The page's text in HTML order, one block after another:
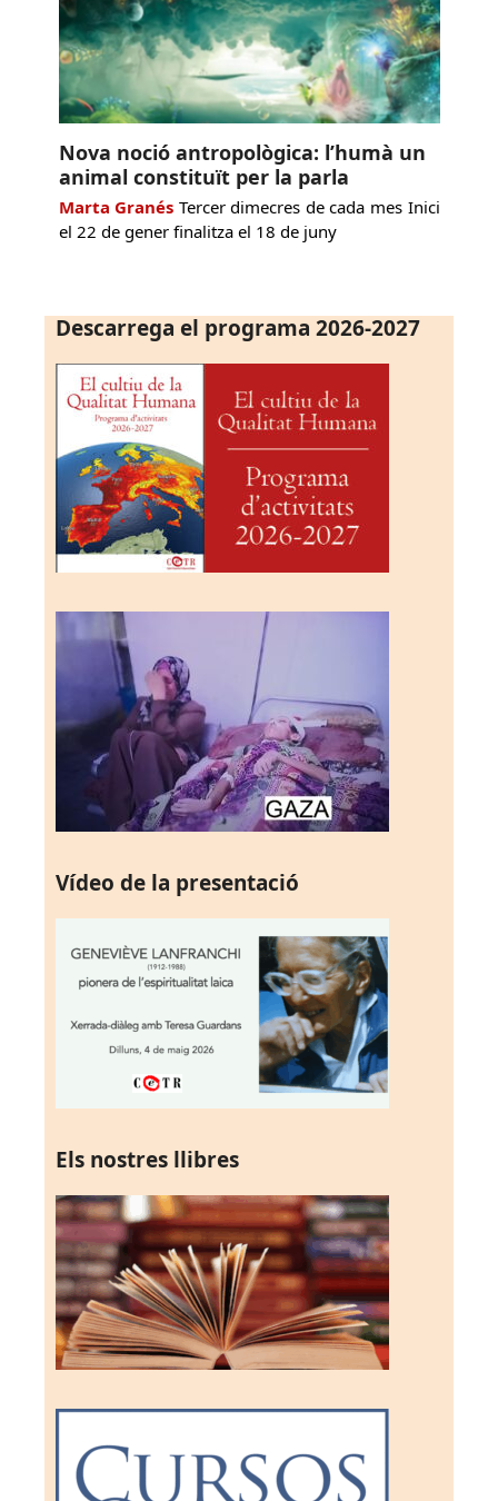
Nova noció antropològica: l’humà un
animal constituït per la parla
Marta Granés Tercer dimecres de cada mes Inici
el 22 de gener finalitza el 18 de juny
Descarrega el programa 2026-2027
Vídeo de la presentació
Els nostres llibres